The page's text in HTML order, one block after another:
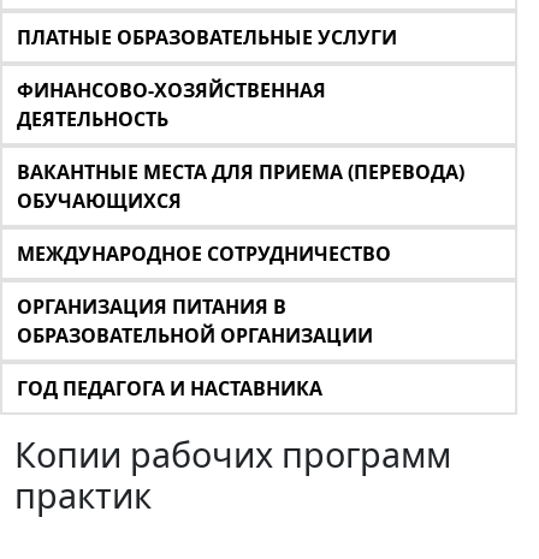
ПЛАТНЫЕ ОБРАЗОВАТЕЛЬНЫЕ УСЛУГИ
ФИНАНСОВО-ХОЗЯЙСТВЕННАЯ
ДЕЯТЕЛЬНОСТЬ
ВАКАНТНЫЕ МЕСТА ДЛЯ ПРИЕМА (ПЕРЕВОДА)
ОБУЧАЮЩИХСЯ
МЕЖДУНАРОДНОЕ СОТРУДНИЧЕСТВО
ОРГАНИЗАЦИЯ ПИТАНИЯ В
ОБРАЗОВАТЕЛЬНОЙ ОРГАНИЗАЦИИ
ГОД ПЕДАГОГА И НАСТАВНИКА
Копии рабочих программ
практик